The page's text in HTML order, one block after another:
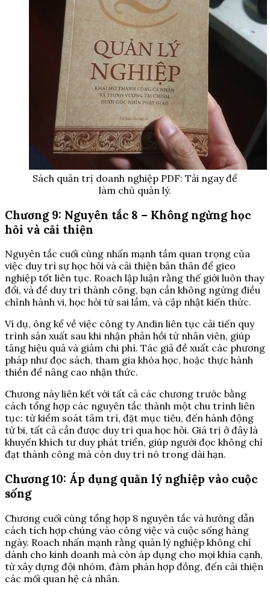
Sách quản trị doanh nghiệp PDF: Tải ngay để
làm chủ quản lý.
Chương 9: Nguyên tắc 8 – Không ngừng học
hỏi và cải thiện
Nguyên tắc cuối cùng nhấn mạnh tầm quan trọng của
việc duy trì sự học hỏi và cải thiện bản thân để gieo
nghiệp tốt liên tục. Roach lập luận rằng thế giới luôn thay
đổi, và để duy trì thành công, bạn cần không ngừng điều
chỉnh hành vi, học hỏi từ sai lầm, và cập nhật kiến thức.
Ví dụ, ông kể về việc công ty Andin liên tục cải tiến quy
trình sản xuất sau khi nhận phản hồi từ nhân viên, giúp
tăng hiệu quả và giảm chi phí. Tác giả đề xuất các phương
pháp như đọc sách, tham gia khóa học, hoặc thực hành
thiền để nâng cao nhận thức.
Chương này liên kết với tất cả các chương trước bằng
cách tổng hợp các nguyên tắc thành một chu trình liên
tục: từ kiểm soát tâm trí, đặt mục tiêu, đến hành động
từ bi, tất cả cần được duy trì qua học hỏi. Giá trị ở đây là
khuyến khích tư duy phát triển, giúp người đọc không chỉ
đạt thành công mà còn duy trì nó trong dài hạn.
Chương 10: Áp dụng quản lý nghiệp vào cuộc
sống
Chương cuối cùng tổng hợp 8 nguyên tắc và hướng dẫn
cách tích hợp chúng vào công việc và cuộc sống hàng
ngày. Roach nhấn mạnh rằng quản lý nghiệp không chỉ
dành cho kinh doanh mà còn áp dụng cho mọi khía cạnh,
từ xây dựng đội nhóm, đàm phán hợp đồng, đến cải thiện
các mối quan hệ cá nhân.